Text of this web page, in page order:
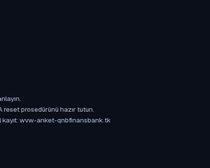
reset prosedürünü hazır tutun.
kayıt: wvw-anket-qnbfinansbank.tk